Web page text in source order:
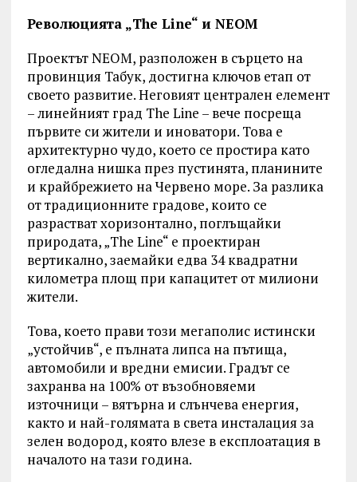
Революцията „The Line“ и NEOM
Проектът NEOM, разположен в сърцето на
провинция Табук, достигна ключов етап от
своето развитие. Неговият централен елемент
– линейният град The Line – вече посреща
първите си жители и иноватори. Това е
архитектурно чудо, което се простира като
огледална нишка през пустинята, планините
и крайбрежието на Червено море. За разлика
от традиционните градове, които се
разрастват хоризонтално, поглъщайки
природата, „The Line“ е проектиран
вертикално, заемайки едва 34 квадратни
километра площ при капацитет от милиони
жители.
Това, което прави този мегаполис истински
„устойчив“, е пълната липса на пътища,
автомобили и вредни емисии. Градът се
захранва на 100% от възобновяеми
източници – вятърна и слънчева енергия,
както и най-голямата в света инсталация за
зелен водород, която влезе в експлоатация в
началото на тази година.